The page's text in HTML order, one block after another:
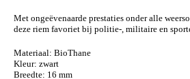
Met ongeëvenaarde prestaties onder alle
deze riem favoriet bij politie-, militaire en
Materiaal: BioThane
Kleur: zwart
Breedte: 16 mm